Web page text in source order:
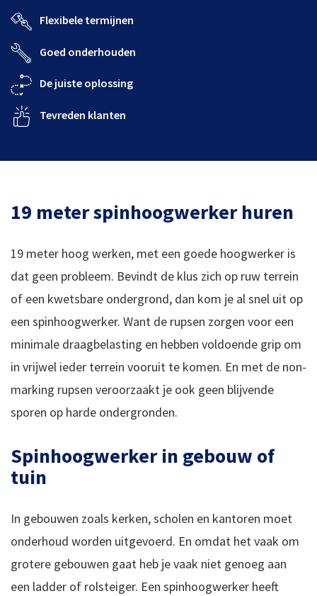
Flexibele termijnen
Goed onderhouden
De juiste oplossing
Tevreden klanten
19 meter spinhoogwerker huren
19 meter hoog werken, met een goede hoogwerker is
dat geen probleem. Bevindt de klus zich op ruw terrein
of een kwetsbare ondergrond, dan kom je al snel uit op
een spinhoogwerker. Want de rupsen zorgen voor een
minimale draagbelasting en hebben voldoende grip om
in vrijwel ieder terrein vooruit te komen. En met de non-
marking rupsen veroorzaakt je ook geen blijvende
sporen op harde ondergronden.
Spinhoogwerker in gebouw of
tuin
In gebouwen zoals kerken, scholen en kantoren moet
onderhoud worden uitgevoerd. En omdat het vaak om
grotere gebouwen gaat heb je vaak niet genoeg aan
een ladder of rolsteiger. Een spinhoogwerker heeft